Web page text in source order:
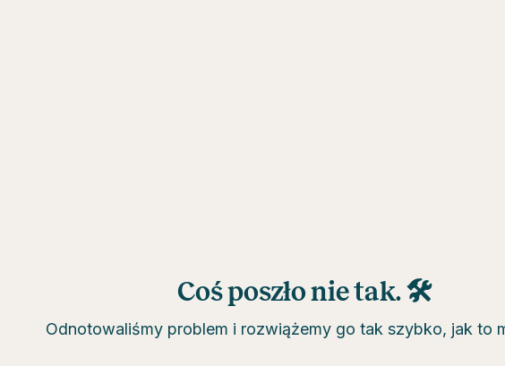
Coś poszło nie tak. 🛠
Odnotowaliśmy problem i rozwiążemy go tak szybko, jak to